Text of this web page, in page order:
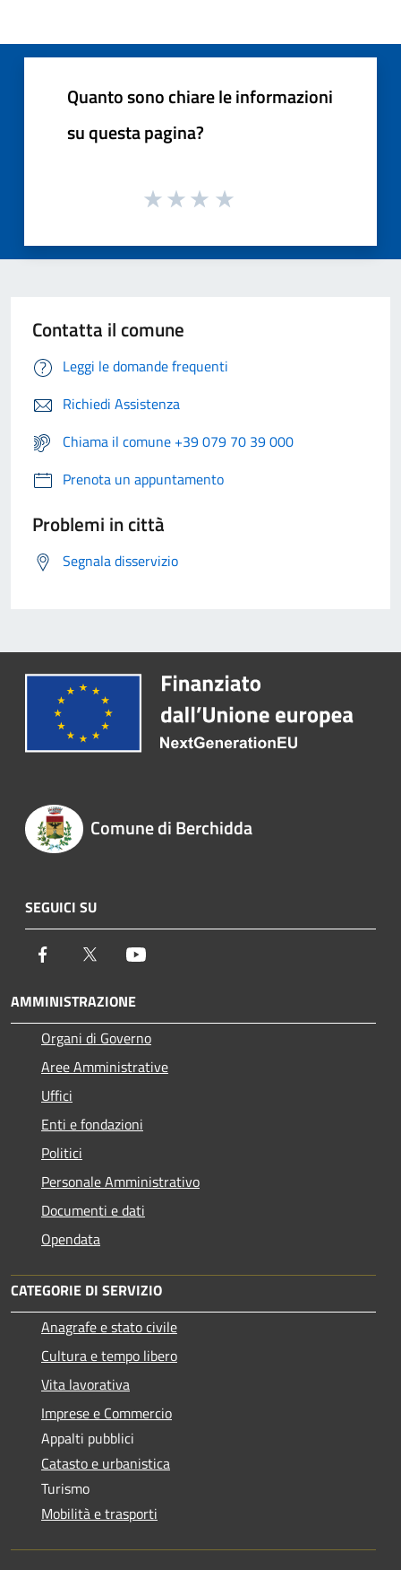
Quanto sono chiare le informazioni
su questa pagina?
Contatta il comune
Leggi le domande frequenti
Richiedi Assistenza
Chiama il comune +39 079 70 39 000
Prenota un appuntamento
Problemi in città
Segnala disservizio
Comune di Berchidda
SEGUICI SU
Facebook Twitter
AMMINISTRAZIONE
Organi di Governo
Aree Amministrative
Uffici
Enti e fondazioni
Politici
Personale Amministrativo
Documenti e dati
Opendata
CATEGORIE DI SERVIZIO
Anagrafe e stato civile
Cultura e tempo libero
Vita lavorativa
Imprese e Commercio
Appalti pubblici
Catasto e urbanistica
Turismo
Mobilità e trasporti